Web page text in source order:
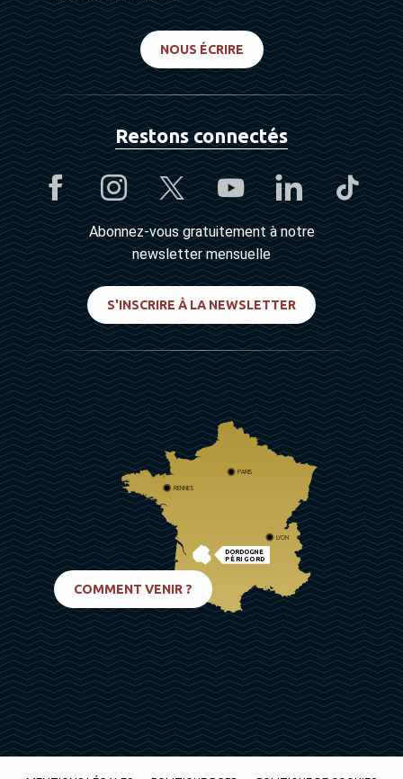
NOUS ÉCRIRE
Restons connectés
Abonnez-vous gratuitement à notre
newsletter mensuelle
S'INSCRIRE À LA NEWSLETTER
DORDOGNE
PÉRIGORD
PARIS
RENNES
LYON
COMMENT VENIR ?